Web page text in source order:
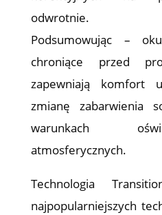
odwrotnie.
Podsumowując –
chroniące przed
zapewniają komfort
zmianę zabarwienia
warunkach
atmosferycznych.
Technologia
najpopularniejszych